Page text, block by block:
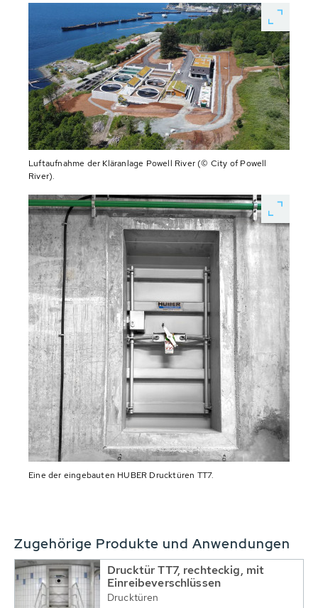
Luftaufnahme der Kläranlage Powell River (© City of Powell
River).
Eine der eingebauten HUBER Drucktüren TT7.
Zugehörige Produkte und Anwendungen
Drucktür TT7, rechteckig, mit
Einreibeverschlüssen
Drucktüren